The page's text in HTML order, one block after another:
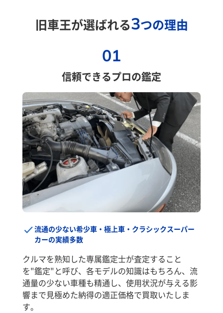
旧車王が選ばれる3つの理由
01
信頼できるプロの鑑定
流通の少ない希少車・極上車・クラシックスーパー
カーの実績多数
クルマを熟知した専属鑑定士が査定すること
を"鑑定"と呼び、各モデルの知識はもちろん、流
通量の少ない車種も精通し、使用状況が与える影
響まで見極めた納得の適正価格で買取いたしま
す。